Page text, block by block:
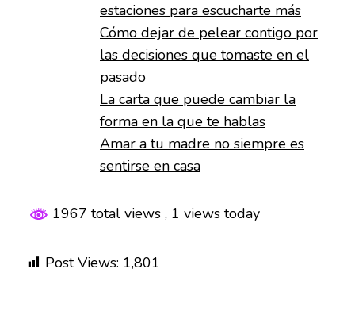
estaciones para escucharte más
Cómo dejar de pelear contigo por
las decisiones que tomaste en el
pasado
La carta que puede cambiar la
forma en la que te hablas
Amar a tu madre no siempre es
sentirse en casa
1967 total views , 1 views today
Post Views: 1,801